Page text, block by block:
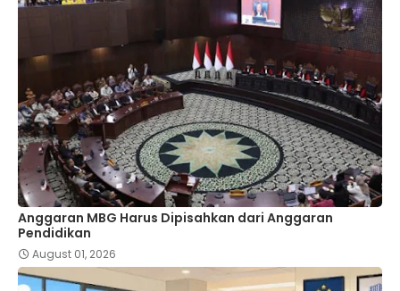
Anggaran MBG Harus Dipisahkan dari Anggaran
Pendidikan
August 01, 2026